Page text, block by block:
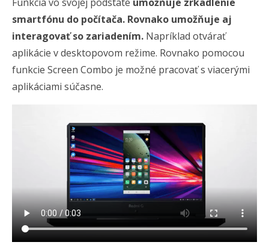
smartfónu do počítača. Rovnako umožňuje aj
interagovať so zariadením. Napríklad otvárať
aplikácie v desktopovom režime. Rovnako pomocou
funkcie Screen Combo je možné pracovať s viacerými
aplikáciami súčasne.